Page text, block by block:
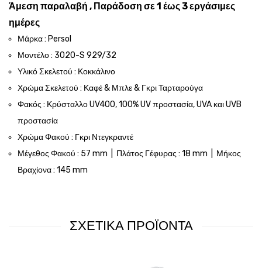
Άμεση παραλαβή , Παράδοση σε 1 έως 3 εργάσιμες
ημέρες
Μάρκα : Persol
Μοντέλο : 3020-S 929/32
Υλικό Σκελετού : Κοκκάλινο
Χρώμα Σκελετού : Καφέ & Μπλε & Γκρι Ταρταρούγα
Φακός : Κρύσταλλο UV400, 100% UV προστασία, UVA και UVB
προστασία
Χρώμα Φακού : Γκρι Ντεγκραντέ
Μέγεθος Φακού : 57 mm | Πλάτος Γέφυρας : 18 mm | Μήκος
Βραχίονα : 145 mm
ΣΧΕΤΙΚΑ ΠΡΟΪΟΝΤΑ